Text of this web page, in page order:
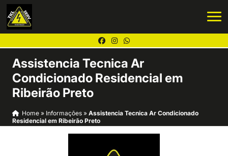
Assistencia Tecnica Ar
Condicionado Residencial em
Ribeirão Preto
Home» Informações » Assistencia Tecnica Ar Condicionado
Residencial em Ribeirão Preto